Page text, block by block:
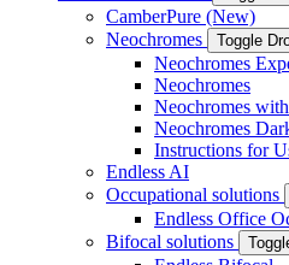
CamberPure (New)
Neochromes
Toggle
Neochromes
Neochromes
Neochromes
Neochromes
Instructions for
Endless AI
Occupational solutions
Endless Office
Bifocal solutions